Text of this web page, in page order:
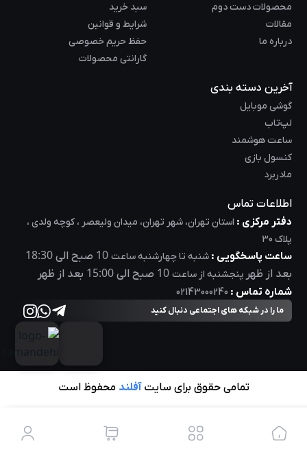
محصولات دست دوم
مقالات
درباره ما
سبد خرید
شرایط و قوانین
حفظ حریم خصوصی
گارانتی محصولات
آخرین دسته بندی
گوشی موبایل
لپ‌تاب
ساعت هوشمند
کنسول بازی
مادربرد
اطلاعات تماس
دفتر مرکزی : استان تهران، شهر تهران، میدان ولیعصر ، کوچه ولدی ،
پلاک 30
ساعت پاسخگویی : شنبه تا چهارشنبه ساعت 10 صبح الی18:30
بعد از ظهر پنجشنبه از ساعت 10 صبح الی15:00 بعد از ظهر
شماره تماس : 02143000240
ما را در شبکه های اجتماعی دنبال کنید
تمامی حقوق برای سایتآفلند محفوظ است